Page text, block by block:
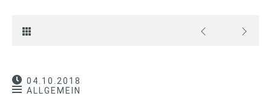
04.10.2018
ALLGEMEIN